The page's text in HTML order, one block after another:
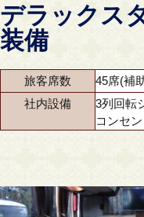
デラックス
装備
旅客席数
45席(補
社内設備
3列回転
コンセ